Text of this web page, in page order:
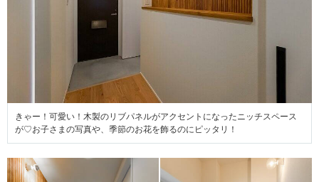
きゃー！可愛い！木製のリブパネルがアクセントになったニッチスペース
が♡お子さまの写真や、季節のお花を飾るのにピッタリ！